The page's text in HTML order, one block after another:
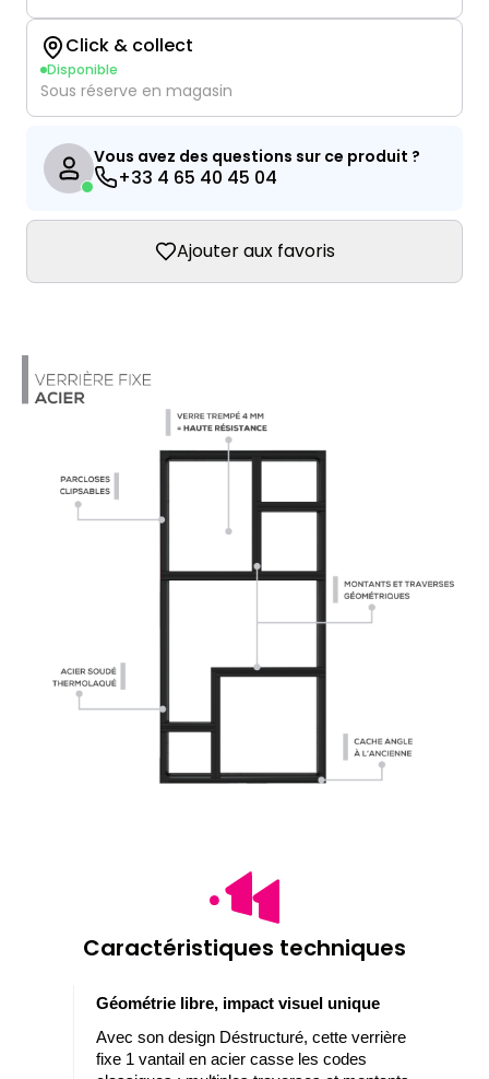
Click & collect
Disponible
Sous réserve en magasin
Vous avez des questions sur ce produit ?
+33 4 65 40 45 04
Ajouter aux favoris
Caractéristiques techniques
Géométrie libre, impact visuel unique
Avec son design Déstructuré, cette verrière
fixe 1 vantail en acier casse les codes